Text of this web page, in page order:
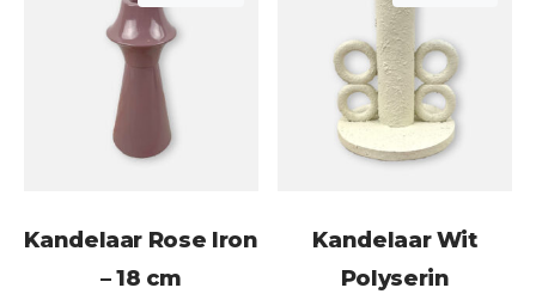
Kandelaar Rose Iron
– 18 cm
Kandelaar Wit
Polyserin